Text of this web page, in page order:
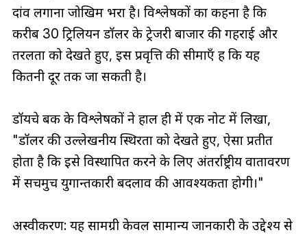
दांव लगाना जोखिम भरा है। विश्लेषकों का कहना है कि
करीब 30 ट्रिलियन डॉलर के ट्रेजरी बाजार की गहराई और
तरलता को देखते हुए, इस प्रवृत्ति की सीमाएँ हैं कि यह
कितनी दूर तक जा सकती है।
डॉयचे बैंक के विश्लेषकों ने हाल ही में एक नोट में लिखा,
"डॉलर की उल्लेखनीय स्थिरता को देखते हुए, ऐसा प्रतीत
होता है कि इसे विस्थापित करने के लिए अंतर्राष्ट्रीय वातावरण
में सचमुच युगान्तकारी बदलाव की आवश्यकता होगी।"
अस्वीकरण: यह सामग्री केवल सामान्य जानकारी के उद्देश्य से